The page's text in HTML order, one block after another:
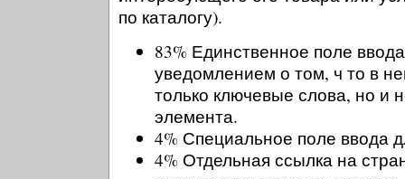
по каталогу).
83% Единственное поле
уведомлением о том, ч то в
только ключевые слова, но и
элемента.
4% Специальное поле ввода
4% Отдельная ссылка на